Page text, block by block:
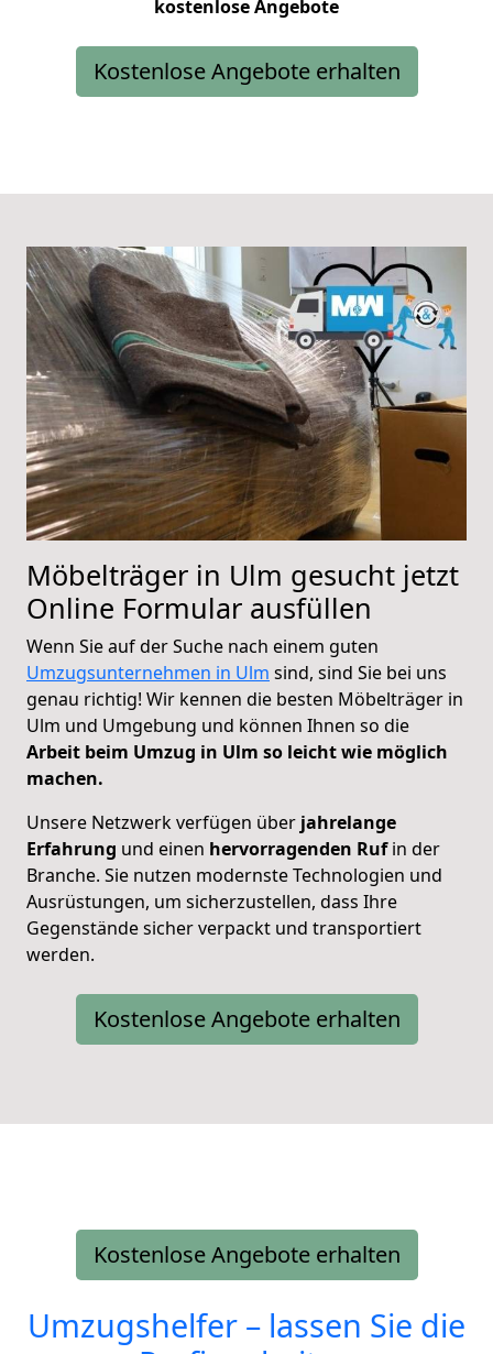
kostenlose Angebote
Kostenlose Angebote erhalten
Möbelträger in Ulm gesucht jetzt
Online Formular ausfüllen
Wenn Sie auf der Suche nach einem guten
Umzugsunternehmen in Ulm sind, sind Sie bei uns
genau richtig! Wir kennen die besten Möbelträger in
Ulm und Umgebung und können Ihnen so die
Arbeit beim Umzug in Ulm so leicht wie möglich
machen.
Unsere Netzwerk verfügen über jahrelange
Erfahrung und einen hervorragenden Rufin der
Branche. Sie nutzen modernste Technologien und
Ausrüstungen, um sicherzustellen, dass Ihre
Gegenstände sicher verpackt und transportiert
werden.
Kostenlose Angebote erhalten
Kostenlose Angebote erhalten
Umzugshelfer – lassen Sie die